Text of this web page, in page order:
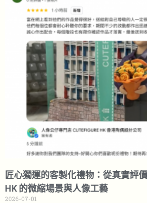
匠心獨運的客製化禮物：從真實評價
HK 的微縮場景與人像工藝
2026-07-01